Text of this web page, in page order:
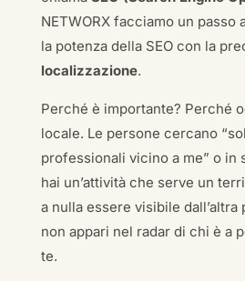
NETWORX facciamo un passo
la potenza della SEO con la
localizzazione.
Perché è importante? Perché
locale. Le persone cercano
professionali vicino a me” o in
hai un’attività che serve un
a nulla essere visibile dall’altra
non appari nel radar di chi è a
te.